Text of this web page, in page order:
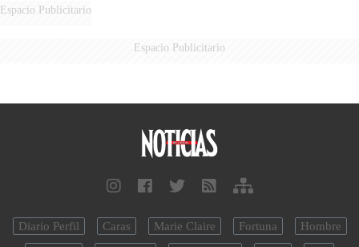
Espacio Publicitario
Espacio Publicitario
Diario Perfil Caras Marie Claire Fortuna
Hombre